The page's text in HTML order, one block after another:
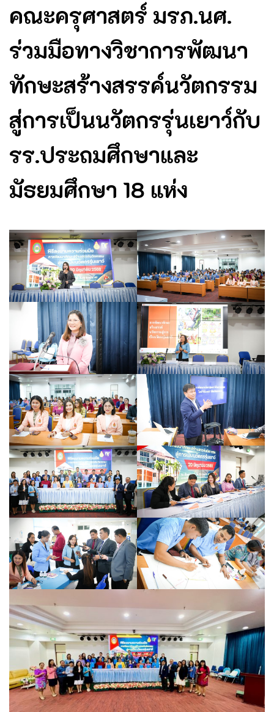
คณะครุศาสตร์ มรภ.นศ.
ร่วมมือทางวิชาการพัฒนา
ทักษะสร้างสรรค์นวัตกรรม
สู่การเป็นนวัตกรรุ่นเยาว์กับ
รร.ประถมศึกษาและ
มัธยมศึกษา 18 แห่ง